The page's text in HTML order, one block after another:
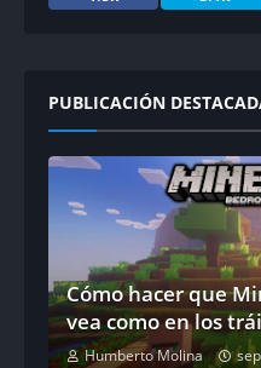
PUBLICACIÓN
Cómo hacer que
vea como en los
Humberto Molina